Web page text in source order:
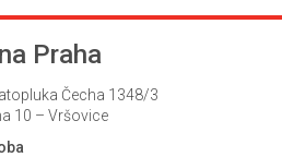
Praha
Čecha 1348/3
10 – Vršovice